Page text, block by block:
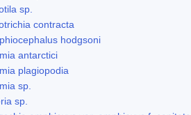
sp.
contracta
hodgsoni
antarctici
plagiopodia
sp.
sp.